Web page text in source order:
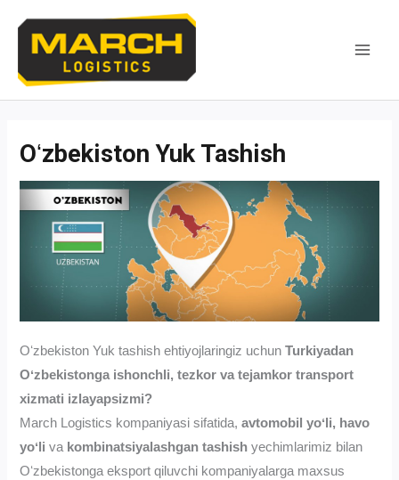
content
Oʻzbekiston Yuk Tashish
Oʻzbekiston Yuk tashish ehtiyojlaringiz uchunTurkiyadan
Oʻzbekistonga ishonchli, tezkor va tejamkor transport
xizmati izlayapsizmi?
March Logistics kompaniyasi sifatida, avtomobil yoʻli, havo
yoʻli va kombinatsiyalashgan tashish yechimlarimiz bilan
Oʻzbekistonga eksport qiluvchi kompaniyalarga maxsus